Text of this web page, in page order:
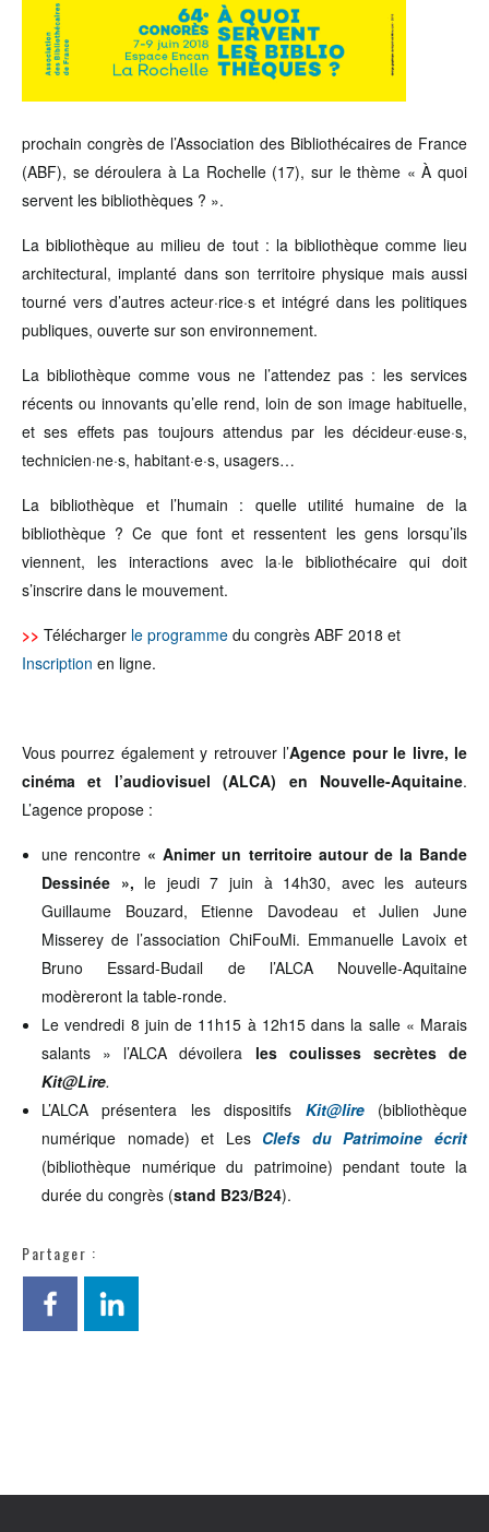
prochain congrès de l’Association des Bibliothécaires de France
(ABF), se déroulera à La Rochelle (17), sur le thème « À quoi
servent les bibliothèques ? ».
La bibliothèque au milieu de tout : la bibliothèque comme lieu
architectural, implanté dans son territoire physique mais aussi
tourné vers d’autres acteur·rice·s et intégré dans les politiques
publiques, ouverte sur son environnement.
La bibliothèque comme vous ne l’attendez pas : les services
récents ou innovants qu’elle rend, loin de son image habituelle,
et ses effets pas toujours attendus par les décideur·euse·s,
technicien·ne·s, habitant·e·s, usagers…
La bibliothèque et l’humain : quelle utilité humaine de la
bibliothèque ? Ce que font et ressentent les gens lorsqu’ils
viennent, les interactions avec la·le bibliothécaire qui doit
s’inscrire dans le mouvement.
>> Télécharger le programme du congrès ABF 2018 et
Inscription en ligne.
Vous pourrez également y retrouver l’Agence pour le livre, le
cinéma et l’audiovisuel (ALCA) en Nouvelle-Aquitaine.
L’agence propose :
une rencontre « Animer un territoire autour de la Bande
Dessinée », le jeudi 7 juin à 14h30, avec les auteurs
Guillaume Bouzard, Etienne Davodeau et Julien June
Misserey de l’association ChiFouMi. Emmanuelle Lavoix et
Bruno Essard-Budail de l’ALCA Nouvelle-Aquitaine
modèreront la table-ronde.
Le vendredi 8 juin de 11h15 à 12h15 dans la salle « Marais
salants » l’ALCA dévoilera les coulisses secrètes de
Kit@Lire.
L’ALCA présentera les dispositifs Kit@lire(bibliothèque
numérique nomade) et Les Clefs du Patrimoine écrit
(bibliothèque numérique du patrimoine) pendant toute la
durée du congrès (stand B23/B24).
Partager :